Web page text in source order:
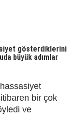
gösterdiklerini
büyük adımlar
bir çok
ve